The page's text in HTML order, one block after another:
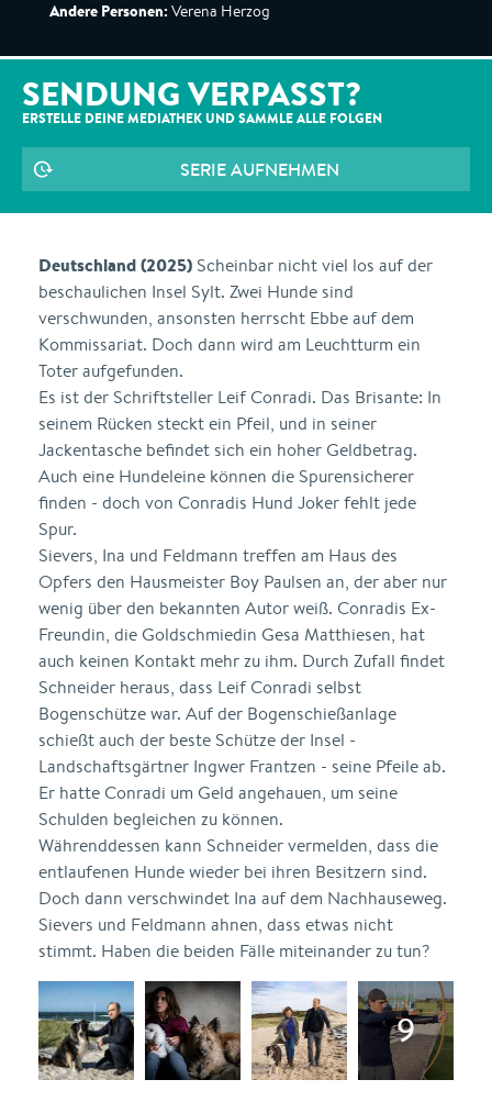
Andere Personen: Verena Herzog
SENDUNG VERPASST?
ERSTELLE DEINE MEDIATHEK UND SAMMLE ALLE FOLGEN
SERIE AUFNEHMEN
Deutschland (2025) Scheinbar nicht viel los auf der
beschaulichen Insel Sylt. Zwei Hunde sind
verschwunden, ansonsten herrscht Ebbe auf dem
Kommissariat. Doch dann wird am Leuchtturm ein
Toter aufgefunden.
Es ist der Schriftsteller Leif Conradi. Das Brisante: In
seinem Rücken steckt ein Pfeil, und in seiner
Jackentasche befindet sich ein hoher Geldbetrag.
Auch eine Hundeleine können die Spurensicherer
finden - doch von Conradis Hund Joker fehlt jede
Spur.
Sievers, Ina und Feldmann treffen am Haus des
Opfers den Hausmeister Boy Paulsen an, der aber nur
wenig über den bekannten Autor weiß. Conradis Ex-
Freundin, die Goldschmiedin Gesa Matthiesen, hat
auch keinen Kontakt mehr zu ihm. Durch Zufall findet
Schneider heraus, dass Leif Conradi selbst
Bogenschütze war. Auf der Bogenschießanlage
schießt auch der beste Schütze der Insel -
Landschaftsgärtner Ingwer Frantzen - seine Pfeile ab.
Er hatte Conradi um Geld angehauen, um seine
Schulden begleichen zu können.
Währenddessen kann Schneider vermelden, dass die
entlaufenen Hunde wieder bei ihren Besitzern sind.
Doch dann verschwindet Ina auf dem Nachhauseweg.
Sievers und Feldmann ahnen, dass etwas nicht
stimmt. Haben die beiden Fälle miteinander zu tun?